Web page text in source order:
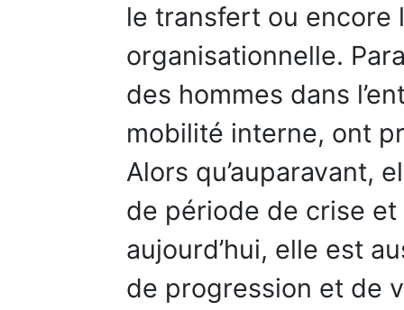
le transfert ou encore
organisationnelle.
des hommes dans
mobilité interne, ont
Alors qu’auparavant,
de période de crise et
aujourd’hui, elle est
de progression et de